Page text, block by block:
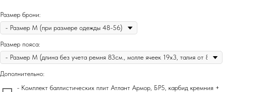
Размер брони:
Размер пояса:
Дополнительно:
- Комплект баллистических плит Атлант Армор, БР5, карбид кремния +